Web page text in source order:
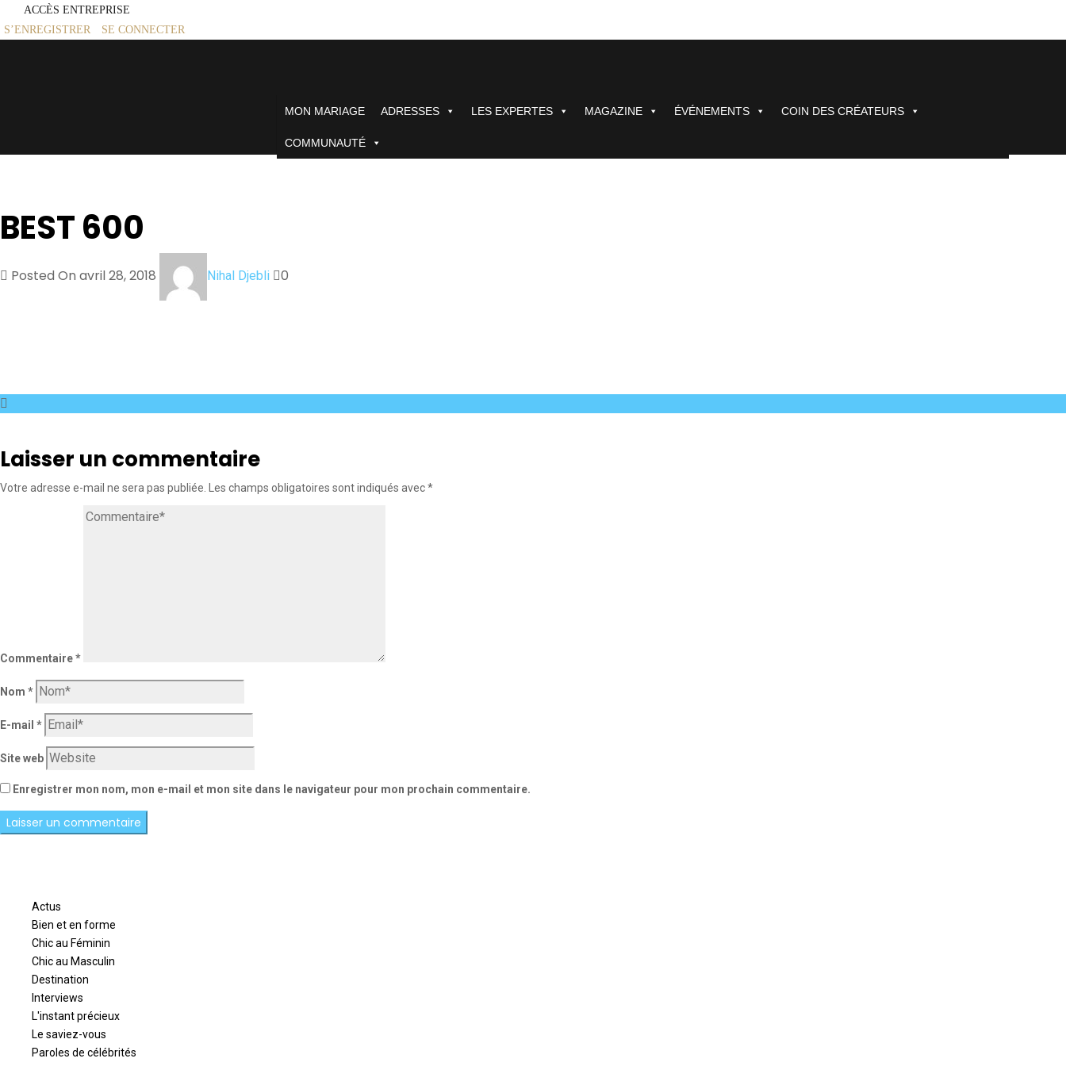
ACCÈS ENTREPRISE
S’ENREGISTRER
SE CONNECTER
MON MARIAGE ADRESSES LES EXPERTES MAGAZINE ÉVÉNEMENTS COIN DES CRÉATEURS
COMMUNAUTÉ
BEST 600
Posted On avril 28, 2018 Nihal Djebli 0
Laisser un commentaire
Votre adresse e-mail ne sera pas publiée. Les champs obligatoires sont indiqués avec*
Commentaire*
Nom *
E-mail *
Site web
Enregistrer mon nom, mon e-mail et mon site dans le navigateur pour mon prochain commentaire.
Actus
Bien et en forme
Chic au Féminin
Chic au Masculin
Destination
Interviews
L'instant précieux
Le saviez-vous
Paroles de célébrités